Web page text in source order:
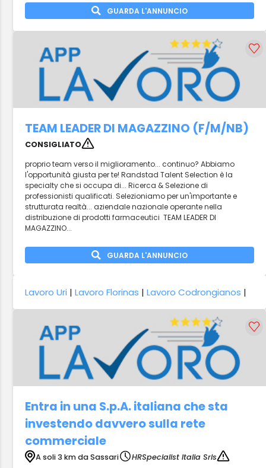
GUARDA L'ANNUNCIO
TEAM LEADER DI MAGAZZINO (F/M/NB)
CONSIGLIATO
proprio team verso il miglioramento... continuo? Abbiamo
l'opportunità giusta per te! Randstad Talent Selection è la
specialty che si occupa di... Ricerca & Selezione di
professionisti qualificati. Selezioniamo per un'importante e
strutturata realtà... aziendale nazionale operante nella
distribuzione di prodotti farmaceutici TEAM LEADER DI
MAGAZZINO...
GUARDA L'ANNUNCIO
Lavoro Uri |Lavoro Florinas |Lavoro Codrongianos |
Entra in una S.p.A. italiana che sta
investendo davvero sulla rete
commerciale
A soli 3 km da Sassari
HRSpecialist Italia Srls